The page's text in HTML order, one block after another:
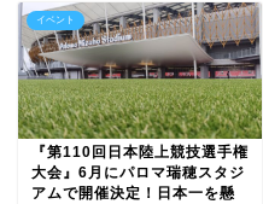
イベント
『第110回日本陸上競技選手権
大会』6月にパロマ瑞穂スタジ
アムで開催決定！日本一を懸